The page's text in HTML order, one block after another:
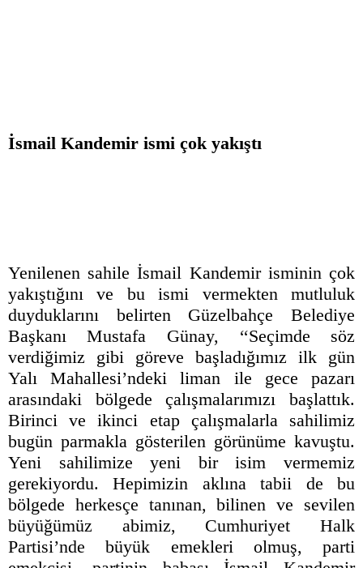
İsmail Kandemir ismi çok yakıştı
Yenilenen sahile İsmail Kandemir isminin çok
yakıştığını ve bu ismi vermekten mutluluk
duyduklarını belirten Güzelbahçe Belediye
Başkanı Mustafa Günay, ‘‘Seçimde söz
verdiğimiz gibi göreve başladığımız ilk gün
Yalı Mahallesi’ndeki liman ile gece pazarı
arasındaki bölgede çalışmalarımızı başlattık.
Birinci ve ikinci etap çalışmalarla sahilimiz
bugün parmakla gösterilen görünüme kavuştu.
Yeni sahilimize yeni bir isim vermemiz
gerekiyordu. Hepimizin aklına tabii de bu
bölgede herkesçe tanınan, bilinen ve sevilen
büyüğümüz abimiz, Cumhuriyet Halk
Partisi’nde büyük emekleri olmuş, parti